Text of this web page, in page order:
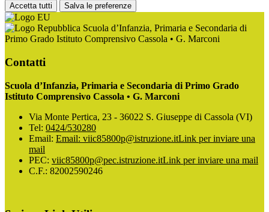
Accetta tutti Salva le preferenze
Scuola d’Infanzia, Primaria e Secondaria di
Primo Grado Istituto Comprensivo Cassola • G. Marconi
Contatti
Scuola d’Infanzia, Primaria e Secondaria di Primo Grado
Istituto Comprensivo Cassola • G. Marconi
Via Monte Pertica, 23 - 36022 S. Giuseppe di Cassola (VI)
Tel: 0424/530280
Email: Email: viic85800p@istruzione.itLink per inviare una
mail
PEC: viic85800p@pec.istruzione.itLink per inviare una mail
C.F.: 82002590246